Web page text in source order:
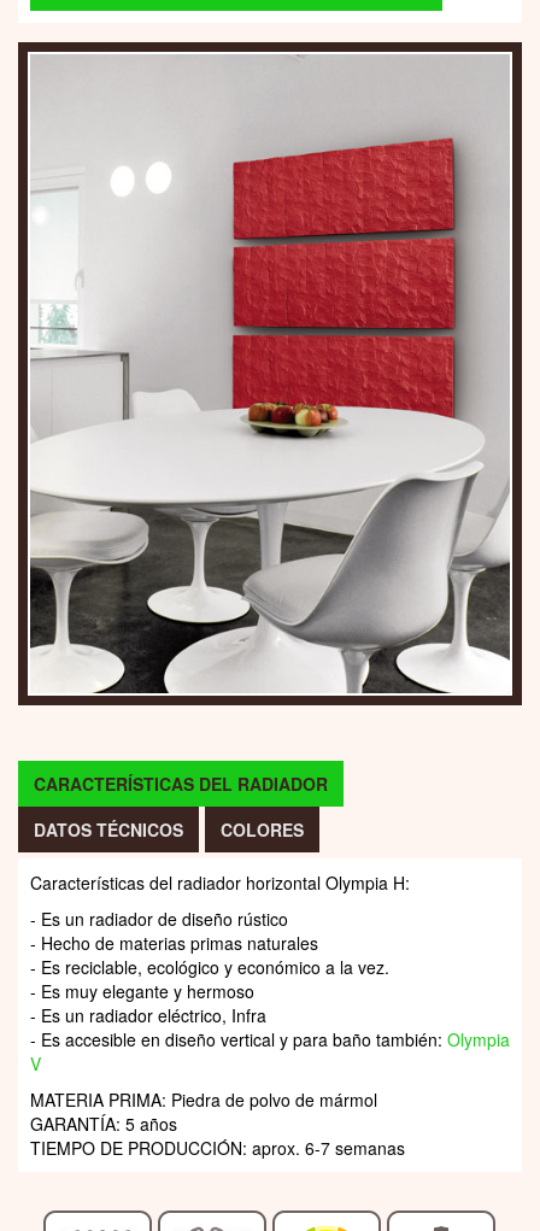
CARACTERÍSTICAS DEL RADIADOR
DATOS TÉCNICOS
COLORES
Características del radiador horizontal Olympia H:
- Es un radiador de diseño rústico
- Hecho de materias primas naturales
- Es reciclable, ecológico y económico a la vez.
- Es muy elegante y hermoso
- Es un radiador eléctrico, Infra
- Es accesible en diseño vertical y para baño también: Olympia
V
MATERIA PRIMA: Piedra de polvo de mármol
GARANTÍA: 5 años
TIEMPO DE PRODUCCIÓN: aprox. 6-7 semanas